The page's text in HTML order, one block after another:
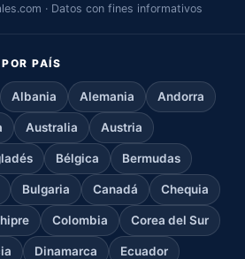
· Datos con fines informativos
PAÍS
Albania Alemania Andorra
Australia Austria
Bélgica Bermudas
Bulgaria Canadá Chequia
Colombia Corea del Sur
Dinamarca Ecuador